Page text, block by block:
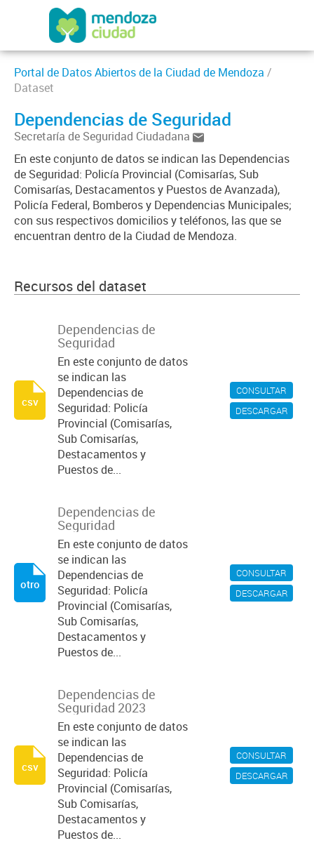
Portal de Datos Abiertos de la Ciudad de Mendoza /
Dataset
Dependencias de Seguridad
Secretaría de Seguridad Ciudadana
En este conjunto de datos se indican las Dependencias
de Seguridad: Policía Provincial (Comisarías, Sub
Comisarías, Destacamentos y Puestos de Avanzada),
Policía Federal, Bomberos y Dependencias Municipales;
con sus respectivos domicilios y teléfonos, las que se
encuentran dentro de la Ciudad de Mendoza.
Recursos del dataset
CONSULTAR
DESCARGAR
Dependencias de
Seguridad
En este conjunto de datos
se indican las
Dependencias de
Seguridad: Policía
Provincial (Comisarías,
Sub Comisarías,
Destacamentos y
Puestos de...
csv
CONSULTAR
DESCARGAR
Dependencias de
Seguridad
En este conjunto de datos
se indican las
Dependencias de
Seguridad: Policía
Provincial (Comisarías,
Sub Comisarías,
Destacamentos y
Puestos de...
otro
CONSULTAR
DESCARGAR
Dependencias de
Seguridad 2023
En este conjunto de datos
se indican las
Dependencias de
Seguridad: Policía
Provincial (Comisarías,
Sub Comisarías,
Destacamentos y
Puestos de...
csv